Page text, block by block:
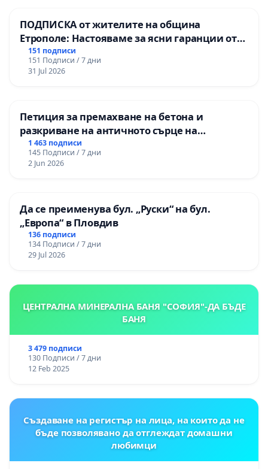
ПОДПИСКА от жителите на община
Етрополе: Настояваме за ясни гаранции от
“Елаците-МЕД” АД и от държавата, че ще се
изпълнят всички екологични норми!
151 подписи
151 Подписи / 7 дни
31 Jul 2026
Петиция за премахване на бетона и
разкриване на античното сърце на
Могиланската могила във Враца
1 463 подписи
145 Подписи / 7 дни
2 Jun 2026
Да се преименува бул. „Руски“ на бул.
„Европа“ в Пловдив
136 подписи
134 Подписи / 7 дни
29 Jul 2026
ЦЕНТРАЛНА МИНЕРАЛНА БАНЯ "СОФИЯ"-ДА БЪДЕ
БАНЯ
3 479 подписи
130 Подписи / 7 дни
12 Feb 2025
Създаване на регистър на лица, на които да не
бъде позволявано да отглеждат домашни
любимци